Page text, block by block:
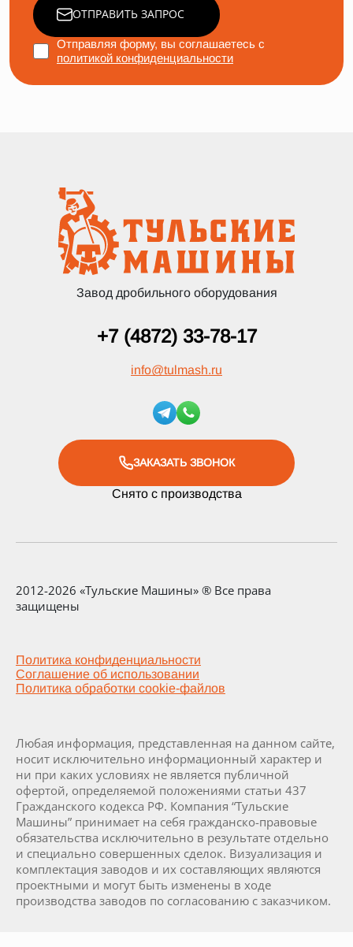
ОТПРАВИТЬ ЗАПРОС
Отправляя форму, вы соглашаетесь с
политикой конфиденциальности
Завод дробильного оборудования
+7 (4872) 33-78-17
info@tulmash.ru
ЗАКАЗАТЬ ЗВОНОК
Снято с производства
2012-2026 «Тульские Машины» ® Все права
защищены
Политика конфиденциальности
Соглашение об использовании
Политика обработки cookie-файлов
Любая информация, представленная на данном сайте,
носит исключительно информационный характер и
ни при каких условиях не является публичной
офертой, определяемой положениями статьи 437
Гражданского кодекса РФ. Компания “Тульские
Машины” принимает на себя гражданско-правовые
обязательства исключительно в результате отдельно
и специально совершенных сделок. Визуализация и
комплектация заводов и их составляющих являются
проектными и могут быть изменены в ходе
производства заводов по согласованию с заказчиком.